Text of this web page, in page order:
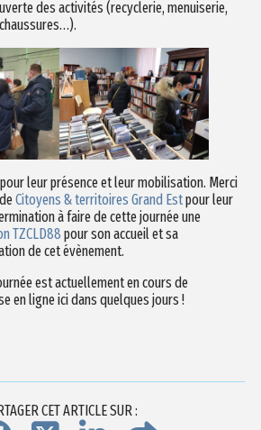
des activités (recyclerie, menuiserie,
pour leur présence et leur mobilisation. Merci
Citoyens & territoires Grand Estpour leur
à faire de cette journée une
TZCLD88 pour son accueil et sa
de cet évènement.
est actuellement en cours de
en ligne ici dans quelques jours !
CET ARTICLE SUR :